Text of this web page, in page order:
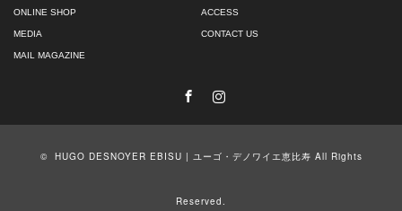
ONLINE SHOP
MEDIA
MAIL MAGAZINE
ACCESS
CONTACT US
© HUGO DESNOYER EBISU | ユーゴ・デノワイエ恵比寿 All Rights
Reserved.